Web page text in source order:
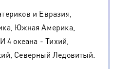
и Евразия,
Южная Америка,
4 океана - Тихий,
Северный Ледовитый.